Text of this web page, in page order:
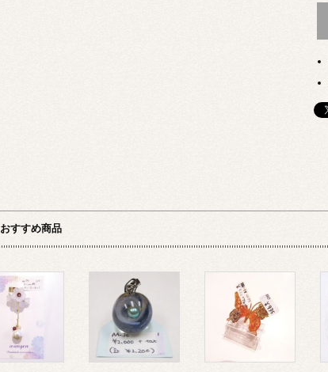
おすすめ商品